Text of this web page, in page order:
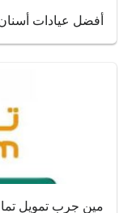
أفضل عيادات أسنان
مين جرب تمويل تمام،